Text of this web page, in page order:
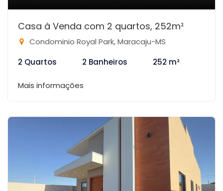
Casa à Venda com 2 quartos, 252m²
Condominio Royal Park, Maracaju-MS
2 Quartos
2 Banheiros 252 m²
Mais informações